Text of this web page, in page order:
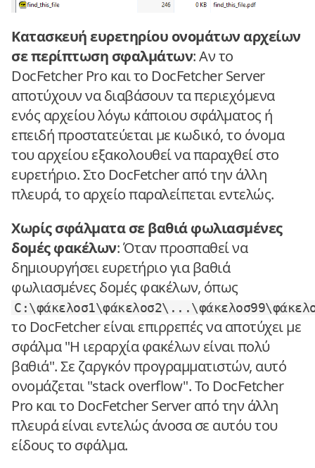
Κατασκευή ευρετηρίου ονομάτων αρχείων
σε περίπτωση σφαλμάτων: Αν το
DocFetcher Pro και το DocFetcher Server
αποτύχουν να διαβάσουν τα περιεχόμενα
ενός αρχείου λόγω κάποιου σφάλματος ή
επειδή προστατεύεται με κωδικό, το όνομα
του αρχείου εξακολουθεί να παραχθεί στο
ευρετήριο. Στο DocFetcher από την άλλη
πλευρά, το αρχείο παραλείπεται εντελώς.
Χωρίς σφάλματα σε βαθιά φωλιασμένες
δομές φακέλων: Όταν προσπαθεί να
δημιουργήσει ευρετήριο για βαθιά
φωλιασμένες δομές φακέλων, όπως
το DocFetcher είναι επιρρεπές να αποτύχει με
σφάλμα "Η ιεραρχία φακέλων είναι πολύ
βαθιά". Σε ζαργκόν προγραμματιστών, αυτό
ονομάζεται "stack overflow". Το DocFetcher
Pro και το DocFetcher Server από την άλλη
πλευρά είναι εντελώς άνοσα σε αυτόυ του
είδους το σφάλμα.